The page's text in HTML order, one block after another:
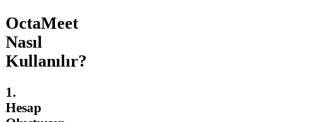
OctaMeet
Nasıl
Kullanılır?
1.
Hesap